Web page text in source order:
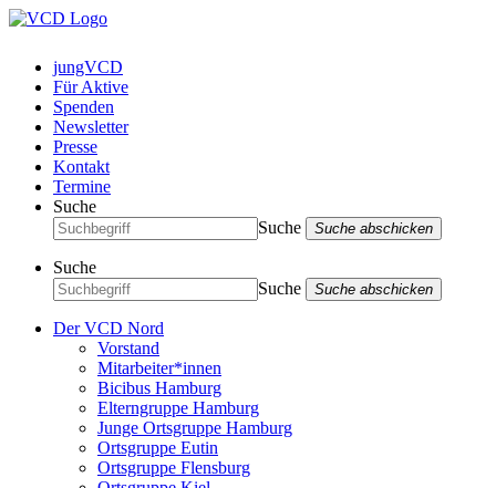
jungVCD
Für Aktive
Spenden
Newsletter
Presse
Kontakt
Termine
Suche
Suche
Suche abschicken
Suche
Suche
Suche abschicken
Der VCD Nord
Vorstand
Mitarbeiter*innen
Bicibus Hamburg
Elterngruppe Hamburg
Junge Ortsgruppe Hamburg
Ortsgruppe Eutin
Ortsgruppe Flensburg